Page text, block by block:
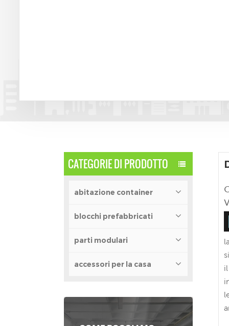
CATEGORIE DI PRODOTTO
abitazione container
blocchi prefabbricati
parti modulari
accessori per la casa